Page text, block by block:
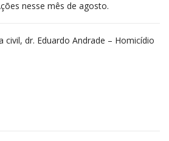
nesse mês de agosto.
civil, dr. Eduardo Andrade – Homicídio